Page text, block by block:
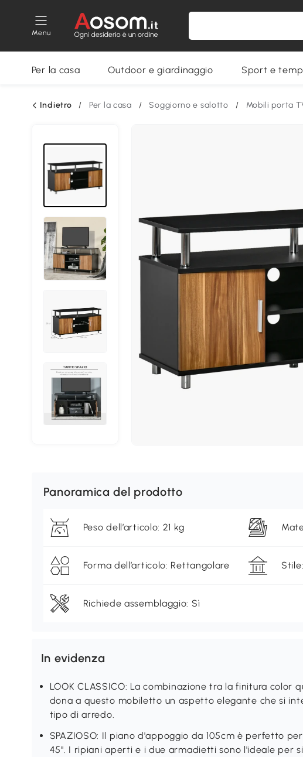
Menu
Per la casa Outdoor e giardinaggio Sport e
Indietro / Per la casa / Soggiorno e salotto / Mobili porta
Panoramica del prodotto
Peso dell’articolo: 21 kg
Forma dell’articolo: Rettangolare
Richiede assemblaggio: Sì
In evidenza
LOOK CLASSICO: La combinazione tra la finitura color
dona a questo mobiletto un aspetto elegante che si
tipo di arredo.
SPAZIOSO: Il piano d'appoggio da 105cm è perfetto
45". I ripiani aperti e i due armadietti sono l'ideale per